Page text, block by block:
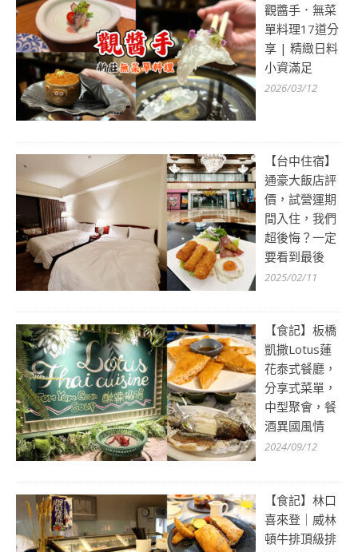
觀醬手．無菜
單料理17道分
享 | 精緻日料
小資滿足
2026/03/12
【台中住宿】
通豪大飯店評
價，試營運期
間入住，我們
超後悔？一定
要看到最後
2025/02/11
【食記】板橋
凱撒Lotus蓮
花泰式餐廳，
分享式菜單，
中型聚會，餐
酒異國風情
2024/09/12
【食記】林口
喜來登｜威林
頓牛排頂級排